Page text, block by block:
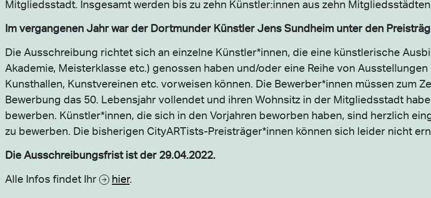
Mitgliedsstadt. Insgesamt werden bis zu zehn Künstler:innen aus zehn
Im vergangenen Jahr war der Dortmunder Künstler Jens Sundheim unter den
Die Ausschreibung richtet sich an einzelne Künstler*innen, die eine künstlerische
Akademie, Meisterklasse etc.) genossen haben und/oder eine Reihe von Ausstellungen
Kunsthallen, Kunstvereinen etc. vorweisen können. Die Bewerber*innen müssen zum
Bewerbung das 50. Lebensjahr vollendet und ihren Wohnsitz in der Mitgliedsstadt
bewerben. Künstler*innen, die sich in den Vorjahren beworben haben, sind herzlich
zu bewerben. Die bisherigen CityARTists-Preisträger*innen können sich leider nicht
Die Ausschreibungsfrist ist der 29.04.2022.
Alle Infos findet Ihr
hier.